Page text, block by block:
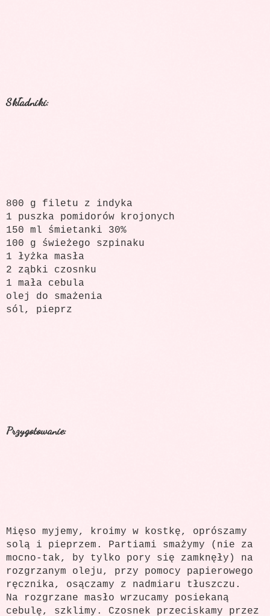
Składniki:
800 g filetu z indyka
1 puszka pomidorów krojonych
150 ml śmietanki 30%
100 g świeżego szpinaku
1 łyżka masła
2 ząbki czosnku
1 mała cebula
olej do smażenia
sól, pieprz
Przygotowanie:
Mięso myjemy, kroimy w kostkę, oprószamy
solą i pieprzem. Partiami smażymy (nie za
mocno-tak, by tylko pory się zamknęły) na
rozgrzanym oleju, przy pomocy papierowego
ręcznika, osączamy z nadmiaru tłuszczu.
Na rozgrzane masło wrzucamy posiekaną
cebulę, szklimy. Czosnek przeciskamy przez